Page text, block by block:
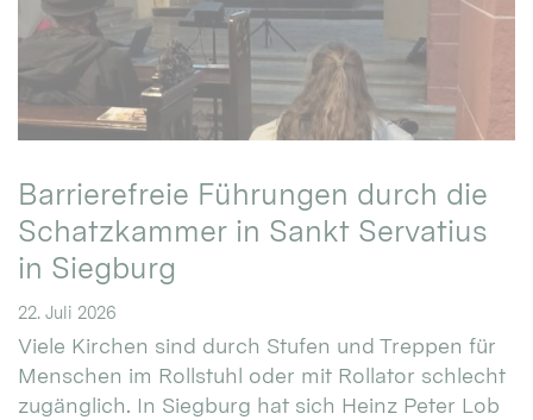
Barrierefreie Führungen durch die
Schatzkammer in Sankt Servatius
in Siegburg
22. Juli 2026
Viele Kirchen sind durch Stufen und Treppen für
Menschen im Rollstuhl oder mit Rollator schlecht
zugänglich. In Siegburg hat sich Heinz Peter Lob